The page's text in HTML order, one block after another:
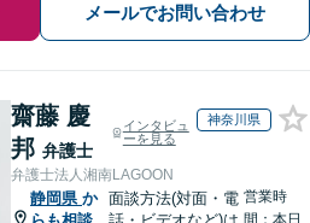
メールでお問い合わせ
齋藤 慶
邦 弁護士
インタビュ
ーを見る
神奈川県
弁護士法人湘南LAGOON
静岡県 か
らも相談
面談方法(対面・電
話・ビデオなど)は
営業時
間：本日